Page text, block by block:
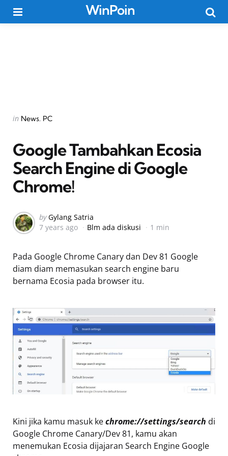
WinPoin
Categories
Posted
in News PC
Google Tambahkan Ecosia
Search Engine di Google
Chrome!
Posted
by
by Gylang Satria
7 years ago
Blm ada diskusi 1 min
Pada Google Chrome Canary dan Dev 81 Google
diam diam memasukan search engine baru
bernama Ecosia pada browser itu.
Kini jika kamu masuk kechrome://settings/search di
Google Chrome Canary/Dev 81, kamu akan
menemukan Ecosia dijajaran Search Engine Google